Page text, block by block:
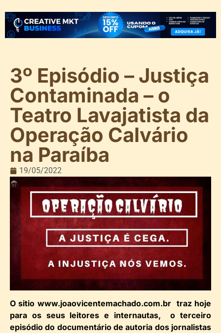
3º Episódio – Justiça
Contaminada – o
Teatro Lavajatista da
Operação Calvário
na Paraíba
19/05/2022
O sitio www.joaovicentemachado.com.br traz hoje
para os seus leitores e internautas, o terceiro
episódio do documentário de autoria dos jornalistas